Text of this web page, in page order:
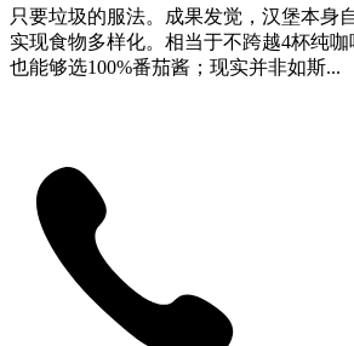
只要垃圾的服法。成果发觉，汉堡本身
实现食物多样化。相当于不跨越4杯纯咖
也能够选100%番茄酱；现实并非如斯...